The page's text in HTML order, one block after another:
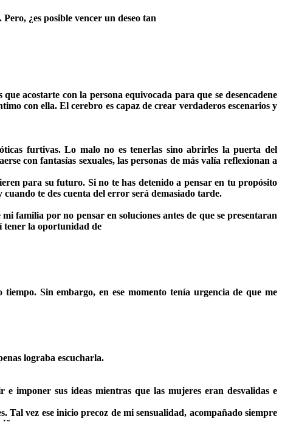
¿es posible vencer un deseo tan
acostarte con la persona equivocada para que se desencadene
con ella. El cerebro es capaz de crear verdaderos escenarios y
furtivas. Lo malo no es tenerlas sino abrirles la puerta del
con fantasías sexuales, las personas de más valía reflexionan a
para su futuro. Si no te has detenido a pensar en tu propósito
te des cuenta del error será demasiado tarde.
familia por no pensar en soluciones antes de que se presentaran
tener la oportunidad de
Sin embargo, en ese momento tenía urgencia de que me
lograba escucharla.
imponer sus ideas mientras que las mujeres eran desvalidas e
vez ese inicio precoz de mi sensualidad, acompañado siempre